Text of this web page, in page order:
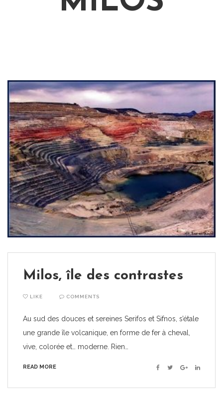
Milos, île des contrastes
LIKE COMMENTS
Au sud des douces et sereines Serifos et Sifnos, s’étale
une grande île volcanique, en forme de fer à cheval,
vive, colorée et… moderne. Rien…
READ MORE Facebook
TwitterGoogle+Linkedin